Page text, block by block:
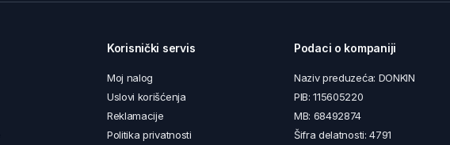
Korisnički servis
Moj nalog
Uslovi korišćenja
Reklamacije
Politika privatnosti
Podaci o kompaniji
Naziv preduzeća: DONKIN
PIB: 115605220
MB: 68492874
Šifra delatnosti: 4791